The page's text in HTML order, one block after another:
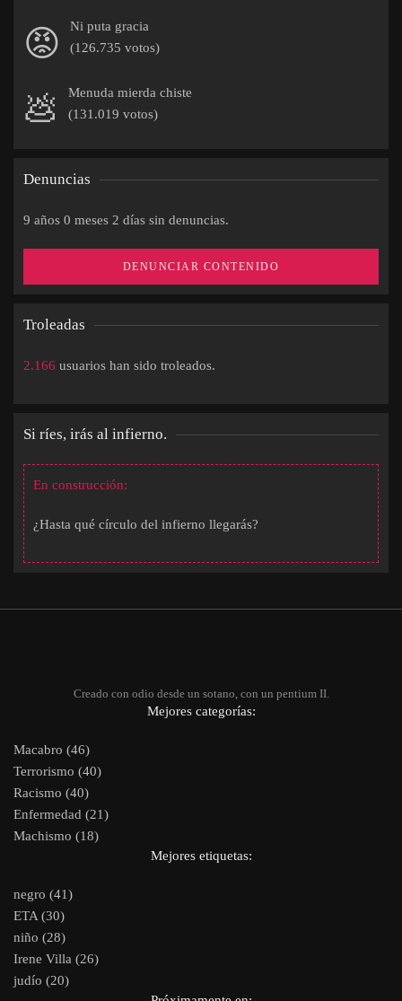
😡
Ni puta gracia
(126.735 votos)
💩
Menuda mierda chiste
(131.019 votos)
Denuncias
9 años 0 meses 2 días sin denuncias.
DENUNCIAR CONTENIDO
Troleadas
2.166 usuarios han sido troleados.
Si ríes, irás al infierno.
En construcción:
¿Hasta qué círculo del infierno llegarás?
Creado con odio desde un sotano, con un pentium II.
Mejores categorías:
Macabro (46)
Terrorismo (40)
Racismo (40)
Enfermedad (21)
Machismo (18)
Mejores etiquetas:
negro (41)
ETA (30)
niño (28)
Irene Villa (26)
judío (20)